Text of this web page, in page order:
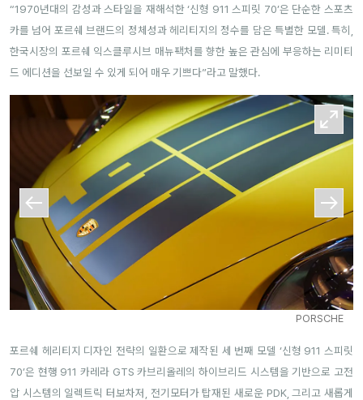
“1970년대의 감성과 스타일을 재해석한 ‘신형 911 스피릿 70’은 단순한 스포츠
카를 넘어 포르쉐 브랜드의 정체성과 헤리티지의 정수를 담은 특별한 모델. 특히,
한국시장의 포르쉐 익스클루시브 매뉴팩처를 향한 높은 관심에 부응하는 리미티
드 에디션을 선보일 수 있게 되어 매우 기쁘다”라고 말했다.
PORSCHE
포르쉐 헤리티지 디자인 전략의 일환으로 제작된 세 번째 모델 ‘신형 911 스피릿
70’은 현행 911 카레라 GTS 카브리올레의 하이브리드 시스템을 기반으로 고전
압 시스템의 일렉트릭 터보차저, 전기모터가 탑재된 새로운 PDK, 그리고 새롭게